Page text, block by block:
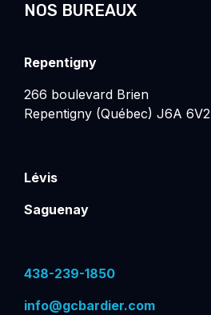
NOS BUREAUX
Repentigny
266 boulevard Brien
Repentigny (Québec) J6A 6V2
Lévis
Saguenay
438-239-1850
info@gcbardier.com